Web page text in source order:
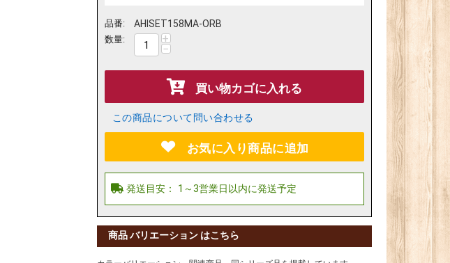
品番: AHISET158MA-ORB
数量: +
−
買い物カゴに入れる
この商品について問い合わせる
お気に入り商品に追加
商品 バリエーション はこちら